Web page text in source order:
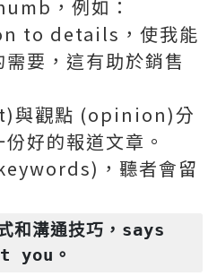
，例如：
to details，使我能
要，這有助於銷售
與觀點 (opinion)分
好的報道文章。
，聽者會留
和溝通技巧，says
you。